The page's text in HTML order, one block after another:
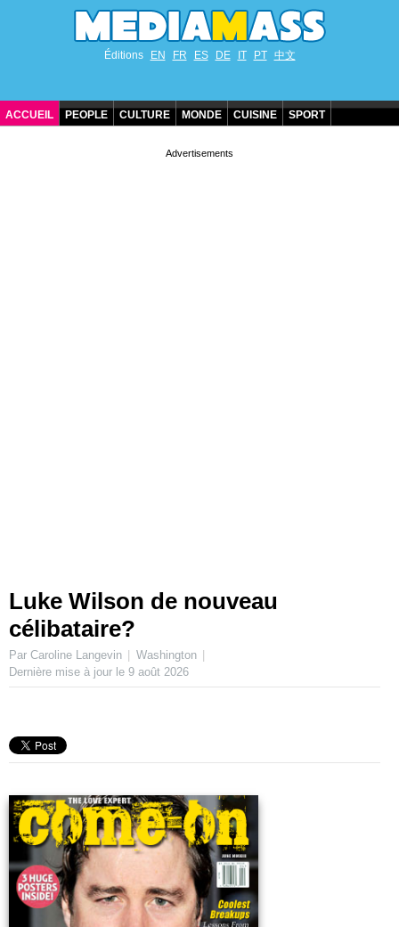
Éditions EN FR ES DE IT PT 中文
ACCUEIL PEOPLE CULTURE MONDE CUISINE SPORT
Luke Wilson de nouveau
célibataire?
Par Caroline Langevin
Washington
Dernière mise à jour le 9 août 2026